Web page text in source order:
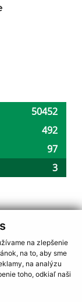
na zlepšenie
na to, aby sme
na analýzu
toho, odkiaľ naši
s využitím RSS
stránok web portál
domény,